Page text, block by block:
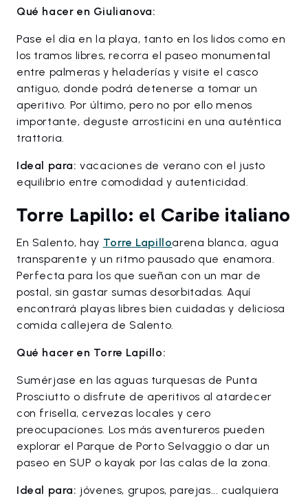
Qué hacer en Giulianova:
Pase el día en la playa, tanto en los lidos como en
los tramos libres, recorra el paseo monumental
entre palmeras y heladerías y visite el casco
antiguo, donde podrá detenerse a tomar un
aperitivo. Por último, pero no por ello menos
importante, deguste arrosticini en una auténtica
trattoria.
Ideal para: vacaciones de verano con el justo
equilibrio entre comodidad y autenticidad.
Torre Lapillo: el Caribe italiano
En Salento, hay Torre Lapilloarena blanca, agua
transparente y un ritmo pausado que enamora.
Perfecta para los que sueñan con un mar de
postal, sin gastar sumas desorbitadas. Aquí
encontrará playas libres bien cuidadas y deliciosa
comida callejera de Salento.
Qué hacer en Torre Lapillo:
Sumérjase en las aguas turquesas de Punta
Prosciutto o disfrute de aperitivos al atardecer
con frisella, cervezas locales y cero
preocupaciones. Los más aventureros pueden
explorar el Parque de Porto Selvaggio o dar un
paseo en SUP o kayak por las calas de la zona.
Ideal para: jóvenes, grupos, parejas... cualquiera